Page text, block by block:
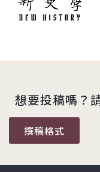
想要投稿嗎？
撰稿格式